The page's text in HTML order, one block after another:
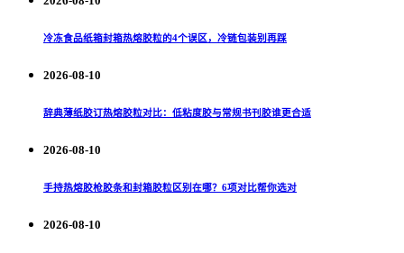
冷冻食品纸箱封箱热熔胶粒的4个误区，冷链包装别再踩
2026-08-10
辞典薄纸胶订热熔胶粒对比：低粘度胶与常规书刊胶谁更合适
2026-08-10
手持热熔胶枪胶条和封箱胶粒区别在哪？6项对比帮你选对
2026-08-10